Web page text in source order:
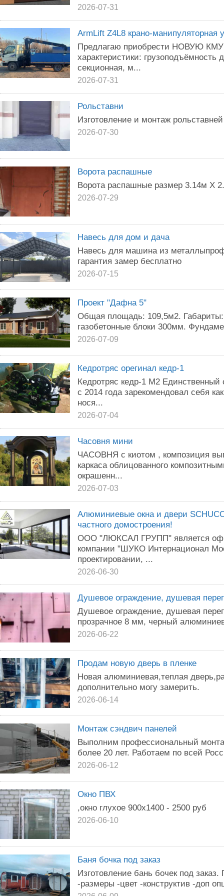
2026-07-31
ArmLift Z4L8 крано-манипуляторная
Предлагаю приобрести НОВУЮ КМУ
характеристики: грузоподъёмность
секционная, м...
2026-07-31
Рольставни
Изготовление и монтаж
2026-07-30
Ворота распашные
Ворота распашные размер 3.14м Х
2026-07-29
Навесь для дом и дача
Навесь для машина из
гарантия замер бесплатно
2026-07-15
Проект "Дафна 5"
Общая площадь: 109,5м2.
газобетонные блоки 300мм.
2026-07-09
Кедротряс орегинал кедр-1
Кедротряс кедр-1 М2 Единственный
с 2014 года зарекомендовал себя
нося...
2026-07-04
Часовня мини
ЧАСОВНЯ с киотом , композиция
каркаса облицованного
окрашенн...
2026-07-03
Алюминиевые окна и двери
частного домостроения!
ООО "ЛЮКСАЛ ГРУПП" является
компании "ШУКО Интернационал
проектировании, ...
2026-06-30
Душевое ограждение, душевая
Душевое ограждение, душевая
прозрачное 8 мм, черный
2026-06-22
Продам новую дверь в пленке
Новая алюминиевая,теплая
дополнительно могу замерить.
2026-06-14
Монтаж сэндвич панелей
Выполним профессиональный
более 20 лет. Работаем по всей
2026-06-12
Окно ПВХ
,окно глухое 900х1400 - 2500 руб
2026-06-10
Баня бочка под заказ
Изготовление бань бочек под заказ.
-размеры -цвет -конструктив -доп